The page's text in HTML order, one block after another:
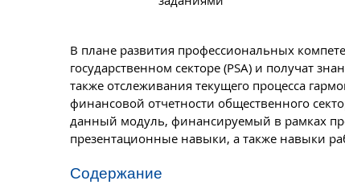
В плане развития профессиональных
государственном секторе (PSA) и получат
также отслеживания текущего процесса
финансовой отчетности общественного
данный модуль, финансируемый в рамках
презентационные навыки, а также навыки
Содержание